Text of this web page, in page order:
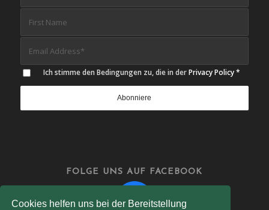
Cookies helfen uns bei der Bereitstellung
Ich stimme den Bedingungen zu, die in derPrivacy Policy *
FOLGE UNS AUF FACEBOOK